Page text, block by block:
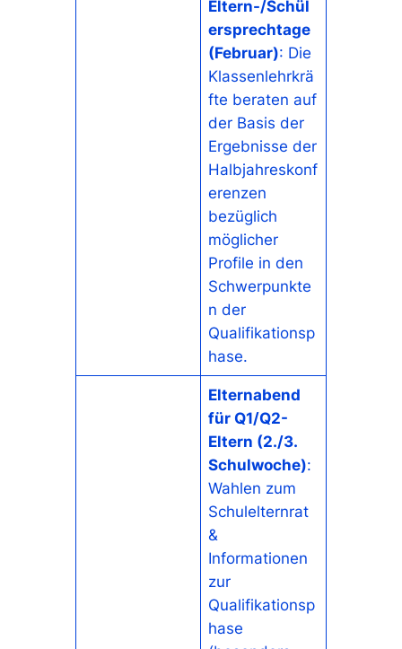
Eltern-/Schül
ersprechtage
(Februar): Die
Klassenlehrkrä
fte beraten auf
der Basis der
Ergebnisse der
Halbjahreskonf
erenzen
bezüglich
möglicher
Profile in den
Schwerpunkte
n der
Qualifikationsp
hase.
Elternabend
für Q1/Q2-
Eltern (2./3.
Schulwoche):
Wahlen zum
Schulelternrat
&
Informationen
zur
Qualifikationsp
hase